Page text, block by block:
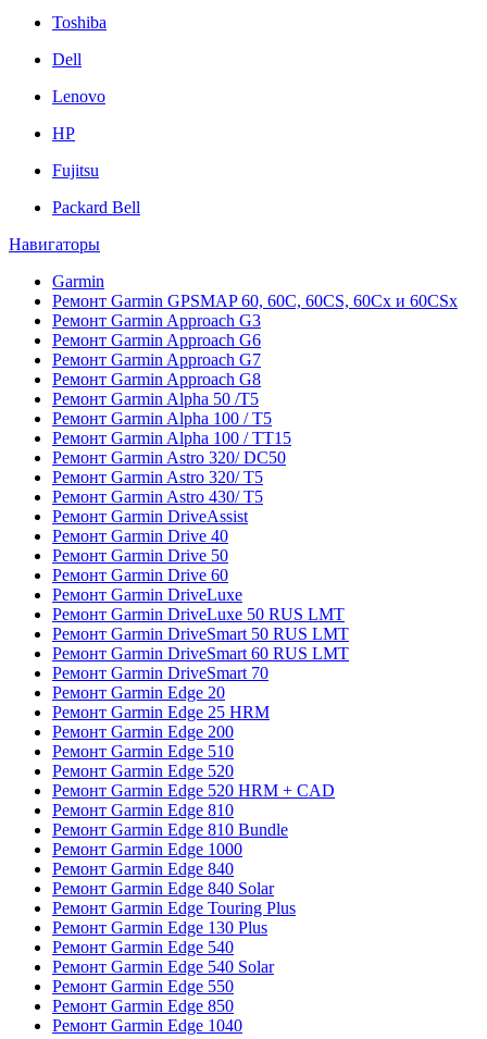
Toshiba
Dell
Lenovo
HP
Fujitsu
Packard Bell
Навигаторы
Garmin
Ремонт Garmin GPSMAP 60, 60C, 60CS, 60Cx и 60CSx
Ремонт Garmin Approach G3
Ремонт Garmin Approach G6
Ремонт Garmin Approach G7
Ремонт Garmin Approach G8
Ремонт Garmin Alpha 50 /T5
Ремонт Garmin Alpha 100 / T5
Ремонт Garmin Alpha 100 / TT15
Ремонт Garmin Astro 320/ DC50
Ремонт Garmin Astro 320/ T5
Ремонт Garmin Astro 430/ T5
Ремонт Garmin DriveAssist
Ремонт Garmin Drive 40
Ремонт Garmin Drive 50
Ремонт Garmin Drive 60
Ремонт Garmin DriveLuxe
Ремонт Garmin DriveLuxe 50 RUS LMT
Ремонт Garmin DriveSmart 50 RUS LMT
Ремонт Garmin DriveSmart 60 RUS LMT
Ремонт Garmin DriveSmart 70
Ремонт Garmin Edge 20
Ремонт Garmin Edge 25 HRM
Ремонт Garmin Edge 200
Ремонт Garmin Edge 510
Ремонт Garmin Edge 520
Ремонт Garmin Edge 520 HRM + CAD
Ремонт Garmin Edge 810
Ремонт Garmin Edge 810 Bundle
Ремонт Garmin Edge 1000
Ремонт Garmin Edge 840
Ремонт Garmin Edge 840 Solar
Ремонт Garmin Edge Touring Plus
Ремонт Garmin Edge 130 Plus
Ремонт Garmin Edge 540
Ремонт Garmin Edge 540 Solar
Ремонт Garmin Edge 550
Ремонт Garmin Edge 850
Ремонт Garmin Edge 1040